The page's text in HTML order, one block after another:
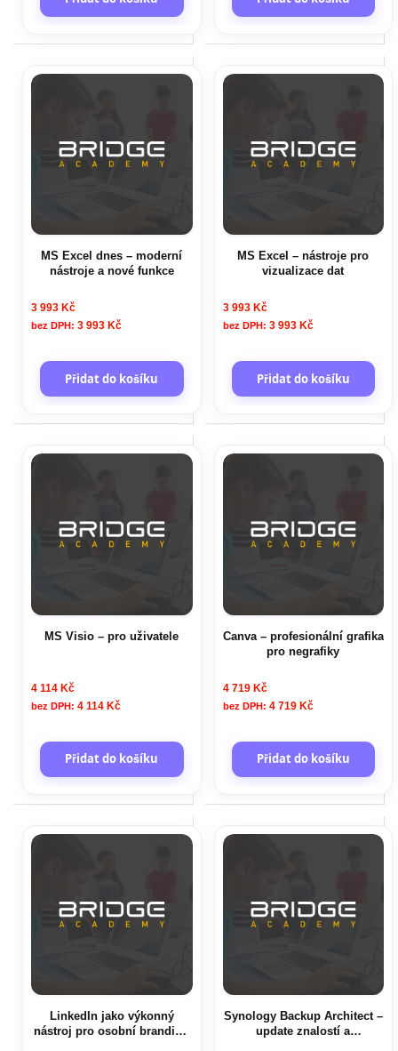
MS Excel dnes – moderní
nástroje a nové funkce
3 993 Kč
3 993 Kč
Přidat do košíku
MS Excel – nástroje pro
vizualizace dat
3 993 Kč
3 993 Kč
Přidat do košíku
MS Visio – pro uživatele
4 114 Kč
4 114 Kč
Přidat do košíku
Canva – profesionální grafika
pro negrafiky
4 719 Kč
4 719 Kč
Přidat do košíku
LinkedIn jako výkonný
nástroj pro osobní branding
Synology Backup Architect –
update znalostí a